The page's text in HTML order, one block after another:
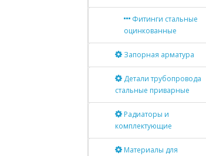
Фитинги стальные
оцинкованные
Запорная арматура
Детали трубопровода
стальные приварные
Радиаторы и
комплектующие
Материалы для